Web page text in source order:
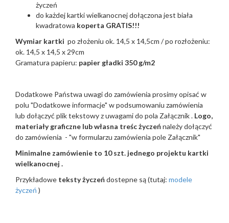
życzeń
do każdej kartki wielkanocnej dołączona jest biała
kwadratowa koperta GRATIS!!!
Wymiar kartki po złożeniu ok. 14,5 x 14,5cm / po rozłożeniu:
ok. 14,5 x 14,5 x 29cm
Gramatura papieru: papier gładki 350 g/m2
Dodatkowe Państwa uwagi do zamówienia prosimy opisać w
polu "Dodatkowe informacje" w podsumowaniu zamówienia
lub dołączyć plik tekstowy z uwagami do pola Załącznik . Logo,
materiały graficzne lub własna treśc życzeńnależy dołączyć
do zamówienia - "w formularzu zamówienia pole Załącznik"
Minimalne zamówienie to 10 szt. jednego projektu kartki
wielkanocnej .
Przykładowe teksty życzeńdostepne są (tutaj: modele
życzeń )